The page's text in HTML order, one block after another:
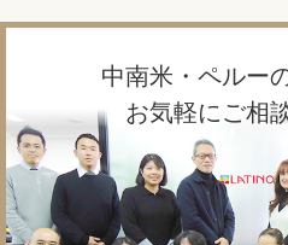
中南米・ペルー
お気軽にご相